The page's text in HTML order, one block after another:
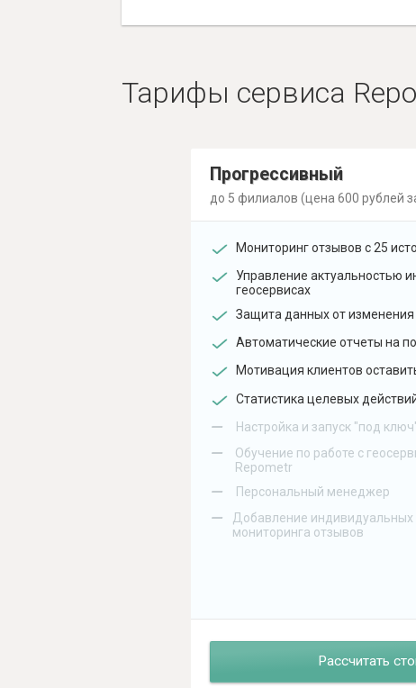
Тарифы сервиса
Прогрессивный
до 5 филиалов (цена 600 рублей
Мониторинг отзывов с 25
Управление актуальностью
геосервисах
Защита данных от
Автоматические отчеты на
Мотивация клиентов
Статистика целевых
– Настройка и запуск "под
–
Обучение по работе с
Repometr
– Персональный менеджер
–
Добавление индивидуальных
мониторинга отзывов
Рассчитать